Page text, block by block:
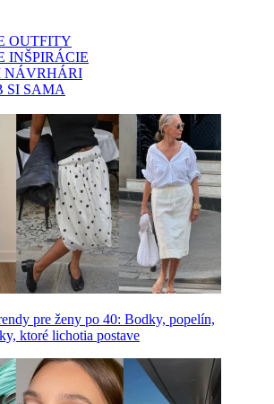
OUTFITY
INŠPIRÁCIE
NÁVRHÁRI
SI SAMA
pre ženy po 40: Bodky, popelín,
ktoré lichotia postave